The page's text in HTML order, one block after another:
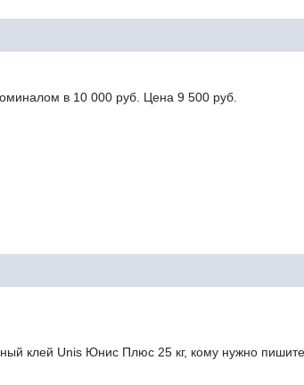
в 10 000 руб. Цена 9 500 руб.
клей Unis Юнис Плюс 25 кг, кому нужно